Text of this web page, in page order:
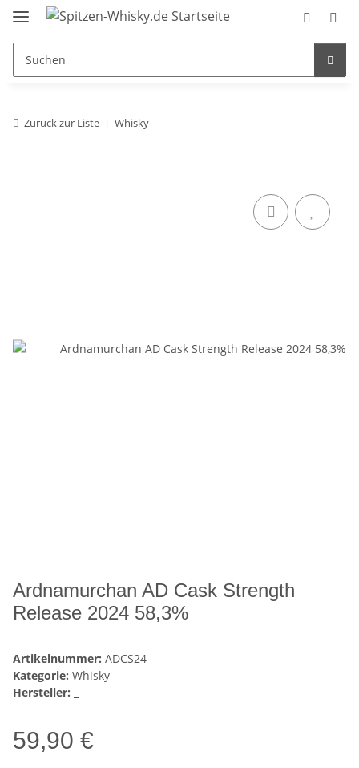
Zurück zur Liste Whisky
Ardnamurchan AD Cask Strength
Release 2024 58,3%
Artikelnummer: ADCS24
Kategorie: Whisky
Hersteller:
59,90 €